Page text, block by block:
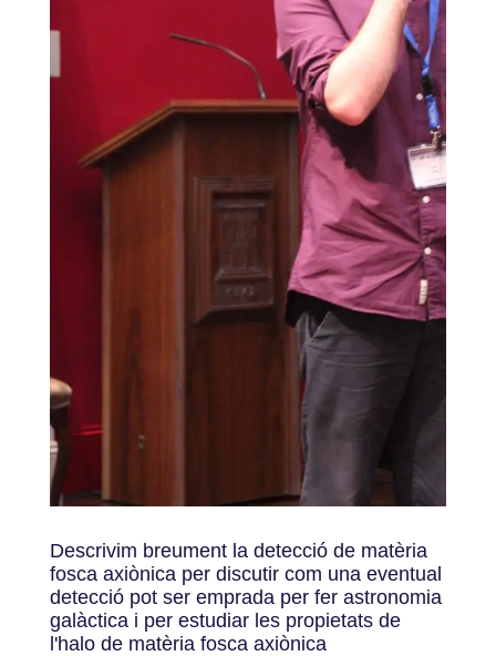
Descrivim breument la detecció de matèria
fosca axiònica per discutir com una eventual
detecció pot ser emprada per fer astronomia
galàctica i per estudiar les propietats de
l'halo de matèria fosca axiònica